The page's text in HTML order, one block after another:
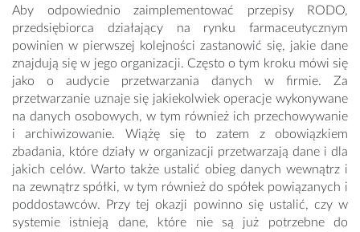
Aby odpowiednio zaimplementować przepisy RODO,
przedsiębiorca działający na rynku farmaceutycznym
powinien w pierwszej kolejności zastanowić się, jakie dane
znajdują się w jego organizacji. Często o tym kroku mówi się
jako o audycie przetwarzania danych w firmie. Za
przetwarzanie uznaje się jakiekolwiek operacje wykonywane
na danych osobowych, w tym również ich przechowywanie
i archiwizowanie. Wiążę się to zatem z obowiązkiem
zbadania, które działy w organizacji przetwarzają dane i dla
jakich celów. Warto także ustalić obieg danych wewnątrz i
na zewnątrz spółki, w tym również do spółek powiązanych i
poddostawców. Przy tej okazji powinno się ustalić, czy w
systemie istnieją dane, które nie są już potrzebne do